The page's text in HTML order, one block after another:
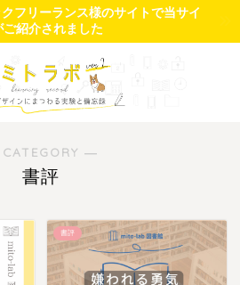
フリーランス様のサイトで当サイ
ご紹介されました
―
書評
書評